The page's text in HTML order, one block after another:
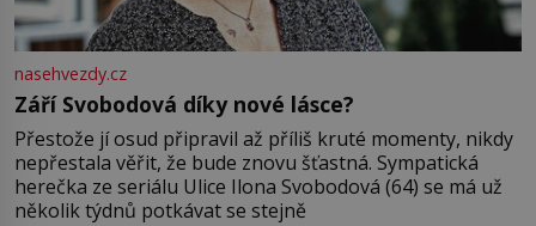
nasehvezdy.cz
Září Svobodová díky nové lásce?
Přestože jí osud připravil až příliš kruté momenty, nikdy
nepřestala věřit, že bude znovu šťastná. Sympatická
herečka ze seriálu Ulice Ilona Svobodová (64) se má už
několik týdnů potkávat se stejně